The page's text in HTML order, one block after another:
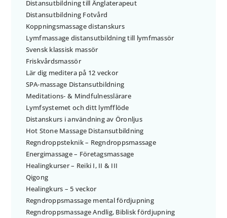
Distansutbildning till Änglaterapeut
Distansutbildning Fotvård
Koppningsmassage distanskurs
Lymfmassage distansutbildning till lymfmassör
Svensk klassisk massör
Friskvårdsmassör
Lär dig meditera på 12 veckor
SPA-massage Distansutbildning
Meditations- & Mindfulnesslärare
Lymfsystemet och ditt lymfflöde
Distanskurs i användning av Öronljus
Hot Stone Massage Distansutbildning
Regndroppsteknik – Regndroppsmassage
Energimassage – Företagsmassage
Healingkurser – Reiki I, II & III
Qigong
Healingkurs – 5 veckor
Regndroppsmassage mental fördjupning
Regndroppsmassage Andlig, Biblisk fördjupning